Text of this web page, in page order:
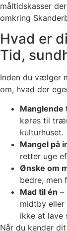
måltidskasser
omkring
Hvad er
Tid,
Inden du vælger
om, hvad der
Manglende
køres til
kulturhuset.
Mangel på
retter uge
Ønske om
bedre, men
Mad til én –
midtby
ikke at lave
Når du kender